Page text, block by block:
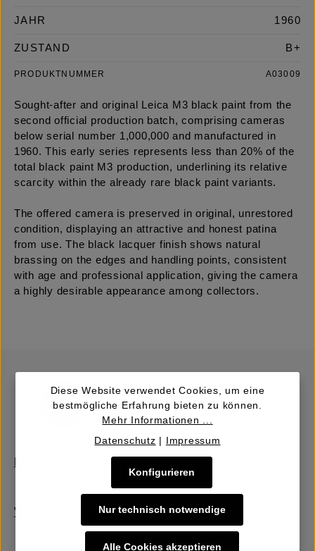
JAHR 1960
ZUSTAND B+
PRODUKTNUMMER A03009
Sought-after and original Leica M3 black paint from the
second official production batch, comprising cameras
below serial number 1,000,000 and manufactured in
1960. This early series represents less than 20% of the
total black paint M3 production, underlining its relative
scarcity within the already rare black paint variants.
The offered camera is preserved in original, unrestored
condition, displaying an attractive and honest patina
from use. The black lacquer finish shows natural
brassing on the edges and handling points, consistent
with age and professional application, giving the camera
a highly desirable appearance among collectors.
Verkaufen | Einbringen
Diese Website verwendet Cookies, um eine
bestmögliche Erfahrung bieten zu können.
Mehr Informationen ...
Datenschutz | Impressum
Nur technisch notwendige
Konfigurieren
Alle Cookies akzeptieren